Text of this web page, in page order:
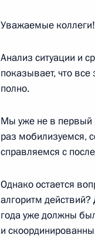
Вступительное
10 ноября 2002 года,
6 ноября 2002
коллектива
6 ноября 2002 года,
Уважаемые коллеги!
Анализ ситуации и
показывает, что
полно.
Мы уже не в первый
раз мобилизуемся,
справляемся с
Однако остается
алгоритм
года уже должны
и